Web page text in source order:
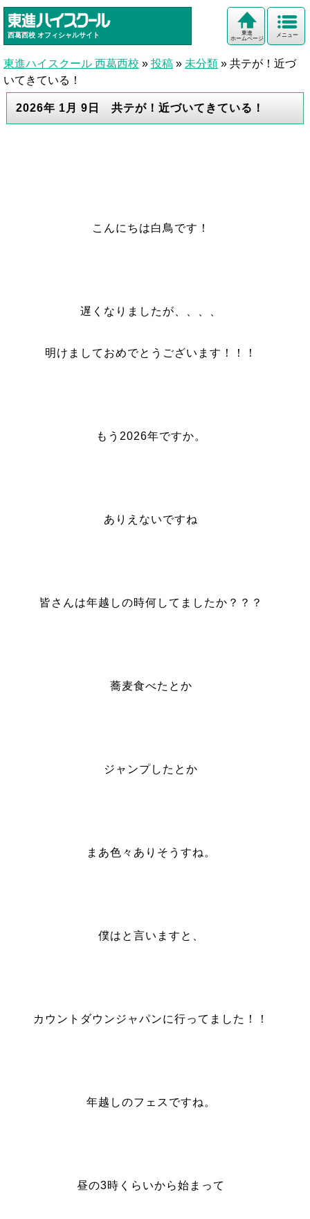
西葛西校 オフィシャルサイト メニュー
東進
ホームページ
東進ハイスクール 西葛西校 » 投稿 » 未分類 » 共テが！近づ
いてきている！
2026年 1月 9日 共テが！近づいてきている！
こんにちは白鳥です！
遅くなりましたが、、、、
明けましておめでとうございます！！！
もう2026年ですか。
ありえないですね
皆さんは年越しの時何してましたか？？？
蕎麦食べたとか
ジャンプしたとか
まあ色々ありそうすね。
僕はと言いますと、
カウントダウンジャパンに行ってました！！
年越しのフェスですね。
昼の3時くらいから始まって